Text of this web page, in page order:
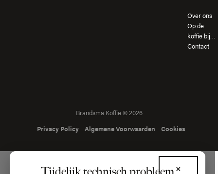
Over ons
Op de
koffie bij…
Contact
Brandsma Koffie © 2026
Privacy Policy
Algemene Voorwaarden Cookies
×